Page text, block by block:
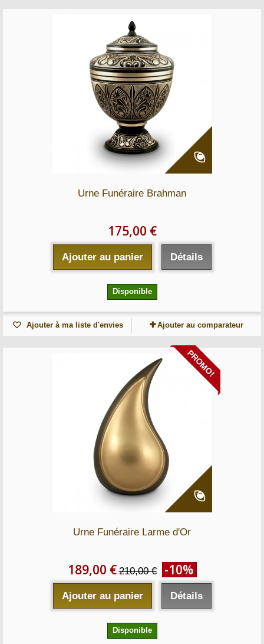
Urne Funéraire Brahman
175,00 €
Ajouter au panier Détails
Disponible
Ajouter à ma liste d'envies Ajouter au comparateur
PROMO!
Urne Funéraire Larme d'Or
189,00 € 210,00 € -10%
Ajouter au panier Détails
Disponible